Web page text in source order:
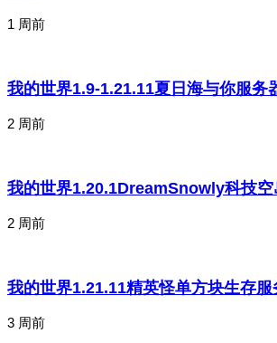
1 周前
我的世界1.9-1.21.11夏日海与你服务
2 周前
我的世界1.20.1DreamSnowly科技空
2 周前
我的世界1.21.11精英怪单方块生存服
3 周前